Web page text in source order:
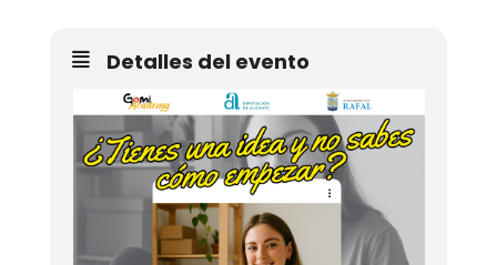
Detalles del evento